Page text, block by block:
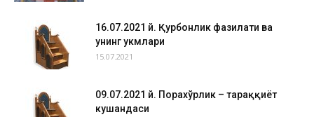
16.07.2021 й. Қурбонлик фазилати ва
унинг ҳукмлари
15.07.2021
09.07.2021 й. Порахўрлик – тараққиёт
кушандаси